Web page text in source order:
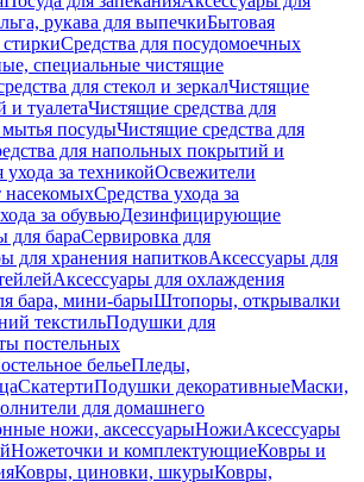
рукава для выпечкиБытовая
Средства для посудомоечных
специальные чистящие
для стекол и зеркалЧистящие
и туалетаЧистящие средства для
мытья посудыЧистящие средства для
для напольных покрытий и
ухода за техникойОсвежители
насекомыхСредства ухода за
за обувьюДезинфицирующие
для бараСервировка для
для хранения напитковАксессуары для
Аксессуары для охлаждения
бара, мини-барыШтопоры, открывалки
текстильПодушки для
постельных
бельеПледы,
СкатертиПодушки декоративныеМаски,
для домашнего
ножи, аксессуарыНожиАксессуары
Ножеточки и комплектующиеКовры и
Ковры, циновки, шкурыКовры,